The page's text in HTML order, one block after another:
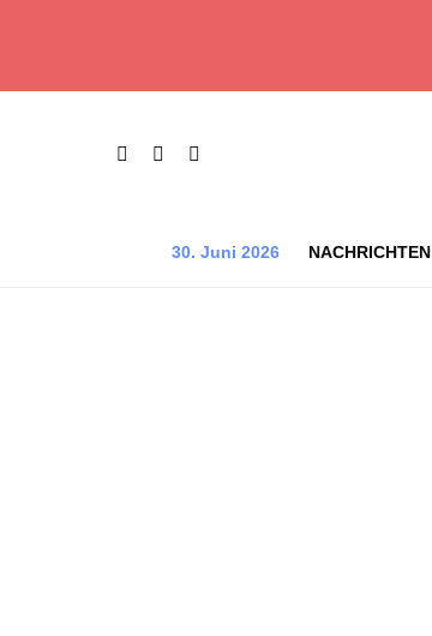
30. Juni 2026 NACHRICHTEN